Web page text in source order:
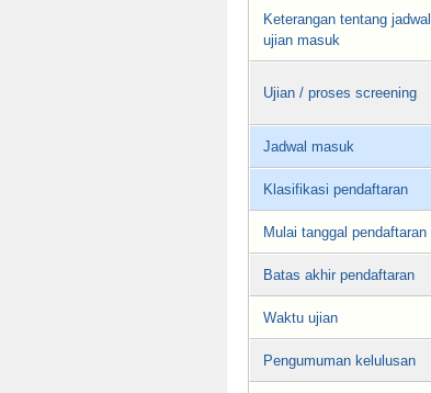
Keterangan tentang jadwal
ujian masuk
Ujian / proses screening
Jadwal masuk
Klasifikasi pendaftaran
Mulai tanggal pendaftaran
Batas akhir pendaftaran
Waktu ujian
Pengumuman kelulusan